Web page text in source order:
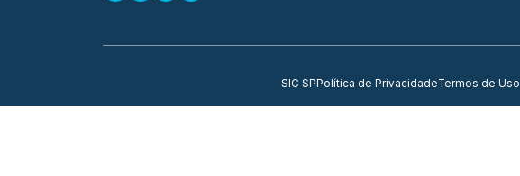
SIC SPPolítica de PrivacidadeTermos de Uso